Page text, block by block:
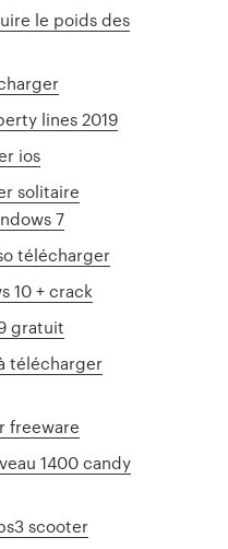
le poids des
lines 2019
ios
solitaire
7
télécharger
10 + crack
gratuit
télécharger
freeware
1400 candy
scooter